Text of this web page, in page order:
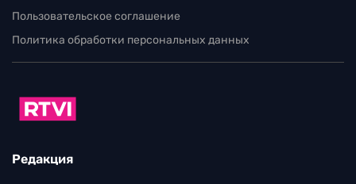
Пользовательское соглашение
Политика обработки персональных данных
Редакция